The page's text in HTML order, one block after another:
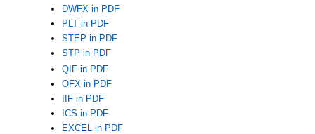
DWFX in PDF
PLT in PDF
STEP in PDF
STP in PDF
QIF in PDF
OFX in PDF
IIF in PDF
ICS in PDF
EXCEL in PDF